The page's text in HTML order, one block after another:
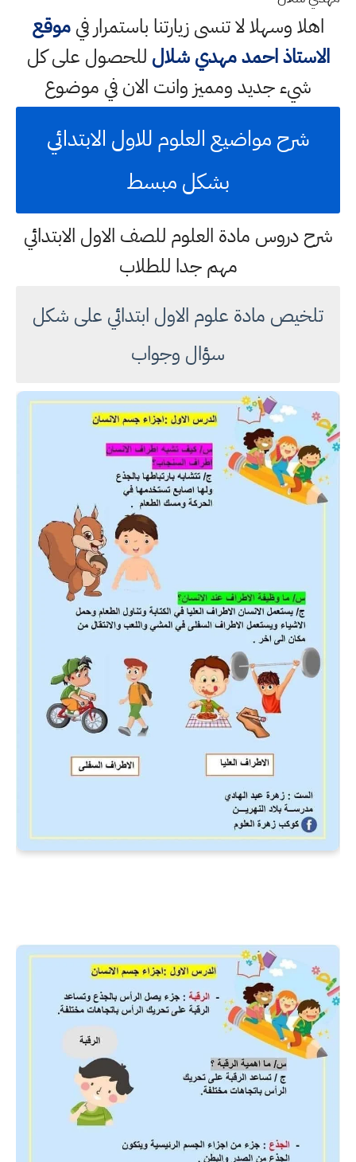
اهلا وسهلالا تنسى زيارتنا باستمرار فيموقع
الاستاذ احمد مهدي شلال للحصول على كل
شيء جديد ومميز وانت الان في موضوع
شرح مواضيع العلوم للاول الابتدائي
بشكل مبسط
شرح دروس مادة العلوم للصف الاول الابتدائي
مهم جدا للطلاب
تلخيص مادة علوم الاول ابتدائي على شكل
سؤال وجواب